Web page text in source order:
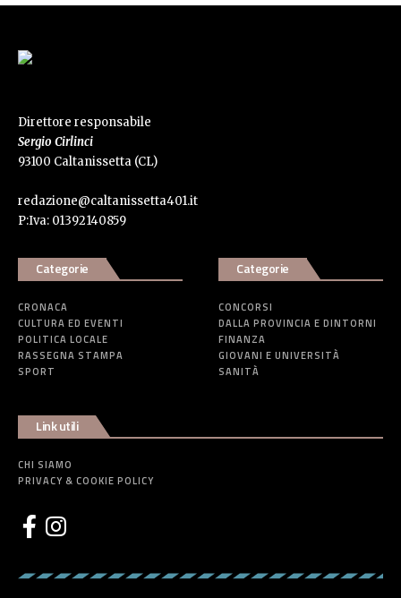
Direttore responsabile
Sergio Cirlinci
93100 Caltanissetta (CL)
redazione@caltanissetta401.it
P:Iva: 01392140859
Categorie
CRONACA
CULTURA ED EVENTI
POLITICA LOCALE
RASSEGNA STAMPA
SPORT
Categorie
CONCORSI
DALLA PROVINCIA E DINTORNI
FINANZA
GIOVANI E UNIVERSITÀ
SANITÀ
Link utili
CHI SIAMO
PRIVACY & COOKIE POLICY